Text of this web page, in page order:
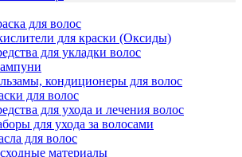
для волос
для краски (Оксиды)
для укладки волос
кондиционеры для волос
для волос
для ухода и лечения волос
для ухода за волосами
для волос
материалы